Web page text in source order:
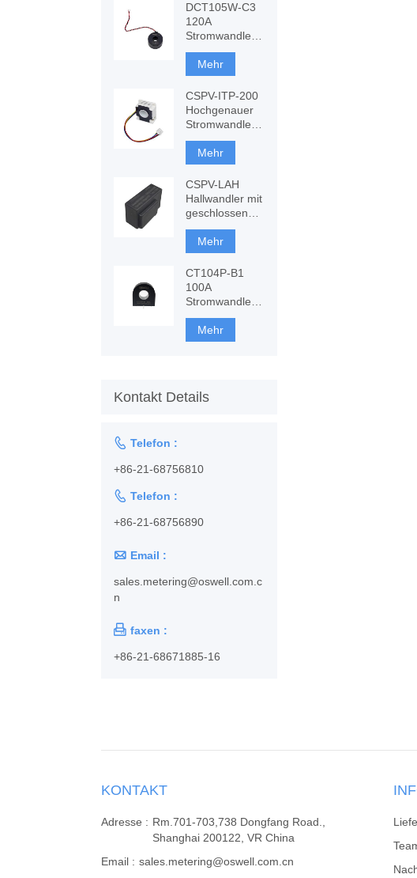
DCT105W-C3
120A
Stromwandler
mit DC-
Störfestigkeit,
CT-Messung
Mehr
CSPV-ITP-200
Hochgenauer
Stromwandler,
komponentenbasiertes
Fluxgate
Mehr
CSPV-LAH
Hallwandler mit
geschlossenem
Regelkreis,
AC-, DC-
Messung
Mehr
CT104P-B1
100A
Stromwandler,
Überwachung
& Schutz
Mehr
Kontakt Details
 Telefon :
+86-21-68756810
 Telefon :
+86-21-68756890
 Email :
sales.metering@oswell.com.c
n
 faxen :
+86-21-68671885-16
KONTAKT
Adresse : Rm.701-703,738 Dongfang Road.,
Shanghai 200122, VR China
Email : sales.metering@oswell.com.cn